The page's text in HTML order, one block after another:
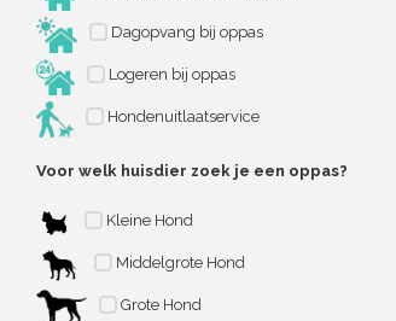
Dagopvang bij oppas
Logeren bij oppas
Hondenuitlaatservice
Voor welk huisdier zoek je een oppas?
Kleine Hond
Middelgrote Hond
Grote Hond